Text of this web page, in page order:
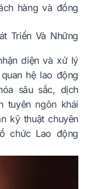
hàng và đồng
Triển Và Những
diện và xử lý
hệ lao động
sâu sắc, dịch
tuyên ngôn khái
kỹ thuật chuyên
chức Lao động